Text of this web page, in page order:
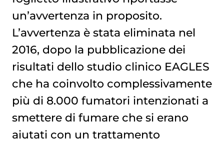
un’avvertenza in proposito.
L’avvertenza è stata eliminata nel
2016, dopo la pubblicazione dei
risultati dello studio clinico EAGLES
che ha coinvolto complessivamente
più di 8.000 fumatori intenzionati a
smettere di fumare che si erano
aiutati con un trattamento